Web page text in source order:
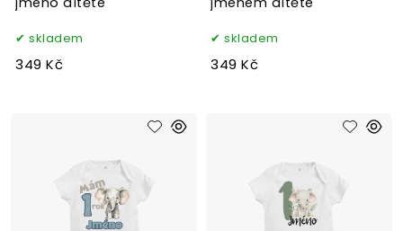
skladem
349 Kč
skladem
349 Kč